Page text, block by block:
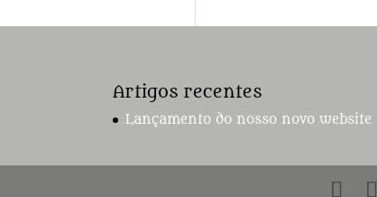
Artigos recentes
Lançamento do nosso novo website